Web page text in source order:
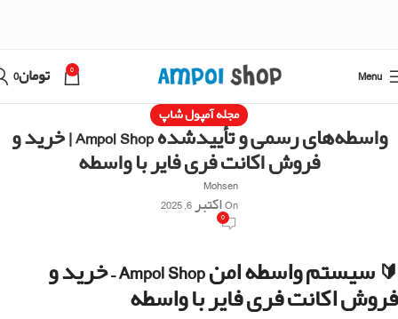
Menu
0 تومان0
مجله آمپول شاپ
واسطه‌های رسمی و تأییدشده Ampol Shop | خرید و
فروش اکانت فری فایر با واسطه
Mohsen
On اکتبر 6, 2025
0
🔰 سیستم واسطه امن Ampol Shop – خرید و
فروش اکانت فری فایر با واسطه